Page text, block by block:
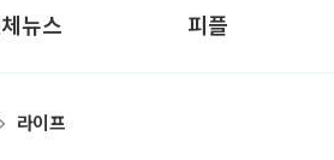
뉴스 피플
라이프